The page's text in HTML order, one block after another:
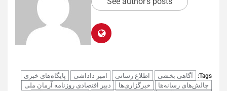
Tags: آگاهی بخشی اطلاع رسانی امیر داداشی
پایگاه‌های خبری
چالش‌های رسانه‌ها
خبرگزاری‌ها دبیر اقتصادی روزنامه آرمان ملی